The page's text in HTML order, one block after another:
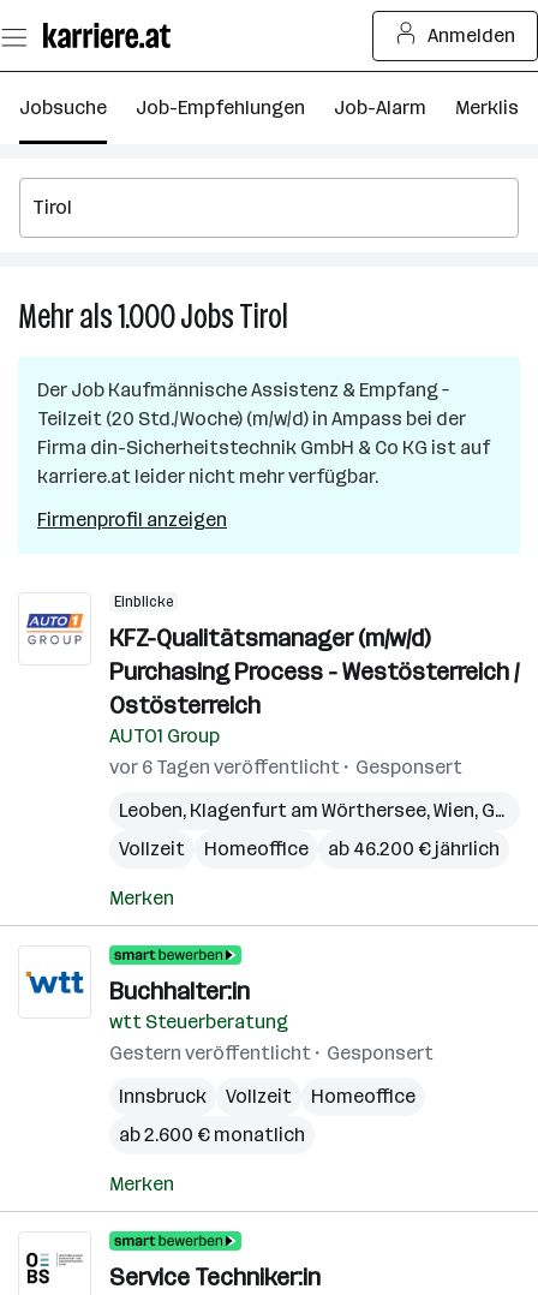
Seiteninhalt
springen
Anmelden
Jobsuche Job-Empfehlungen Job-Alarm Merkliste
Mehr als 1.000JobsTirol
Jobs
in
Tirol
Der Job Kaufmännische Assistenz & Empfang –
Teilzeit (20 Std./Woche) (m/w/d) in Ampass bei der
Firma din-Sicherheitstechnik GmbH & Co KG ist auf
karriere.at leider nicht mehr verfügbar.
Firmenprofil anzeigen
Einblicke
KFZ-Qualitätsmanager (m/w/d)
Purchasing Process - Westösterreich /
Ostösterreich
AUTO1 Group
vor 6 Tagen veröffentlicht
Gesponsert
Leoben, Klagenfurt am Wörthersee,Wien, Graz
Vollzeit
Homeoffice ab 46.200 € jährlich
Merken
Buchhalter:in
wtt Steuerberatung
Gestern veröffentlicht
Gesponsert
Innsbruck
Vollzeit
Homeoffice
ab 2.600 € monatlich
Merken
Service Techniker:in